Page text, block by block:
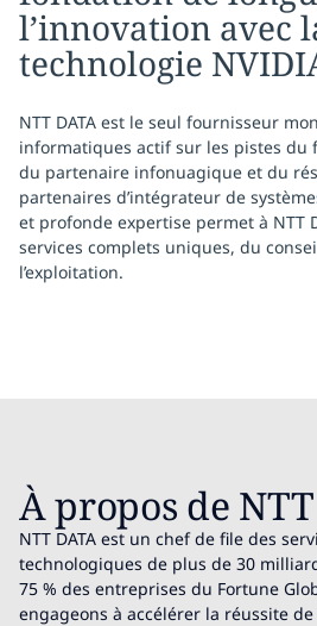
l’innovation avec
technologie
NTT DATA est le seul fournisseur
informatiques actif sur les pistes du
du partenaire infonuagique et du
partenaires d’intégrateur de
et profonde expertise permet à NTT
services complets uniques, du
l’exploitation.
À propos de
NTT DATA est un chef de file des
technologiques de plus de 30
75 % des entreprises du Fortune
engageons à accélérer la réussite